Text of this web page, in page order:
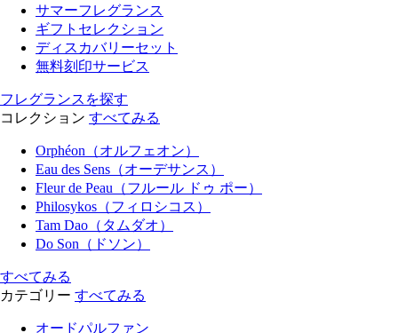
サマーフレグランス
ギフトセレクション
ディスカバリーセット
無料刻印サービス
フレグランスを探す
コレクション すべてみる
Orphéon（オルフェオン）
Eau des Sens（オーデサンス）
Fleur de Peau（フルール ドゥ ポー）
Philosykos（フィロシコス）
Tam Dao（タムダオ）
Do Son（ドソン）
すべてみる
カテゴリー すべてみる
オードパルファン